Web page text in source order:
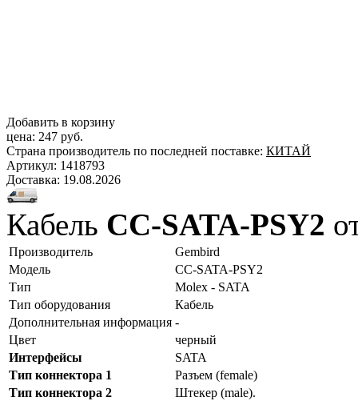
Добавить в корзину
цена: 247 руб.
Страна производитель по последней поставке: КИТАЙ
Артикул: 1418793
Доставка: 19.08.2026
Кабель CC-SATA-PSY2
Производитель
Gembird
Модель
CC-SATA-PSY2
Тип
Molex - SATA
Тип оборудования
Кабель
Дополнительная информация -
Цвет
черный
Интерфейсы
SATA
Тип коннектора 1
Разъем (female)
Тип коннектора 2
Штекер (male).